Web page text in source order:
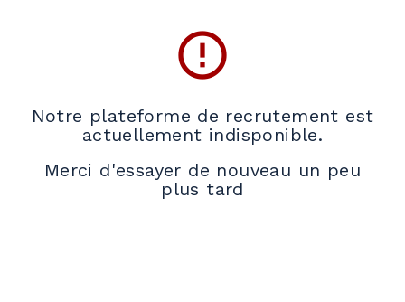
error_outline
Notre plateforme de recrutement est
actuellement indisponible.
Merci d'essayer de nouveau un peu
plus tard